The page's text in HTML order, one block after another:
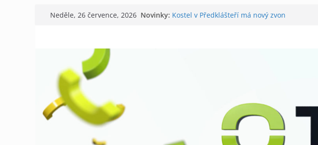
Přeskočit
Neděle, 26 července, 2026 Novinky: Kostel v Předklášteří má nový zvon